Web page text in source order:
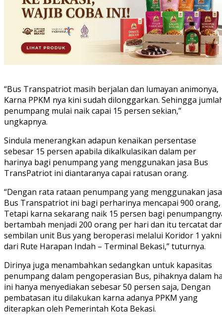
“Bus Transpatriot masih berjalan dan lumayan animonya,
Karna PPKM nya kini sudah dilonggarkan. Sehingga
penumpang mulai naik capai 15 persen sekian,”
ungkapnya.
Sindula menerangkan adapun kenaikan persentase
sebesar 15 persen apabila dikalkulasikan dalam per
harinya bagi penumpang yang menggunakan jasa Bus
TransPatriot ini diantaranya capai ratusan orang.
“Dengan rata rataan penumpang yang menggunakan jasa
Bus Transpatriot ini bagi perharinya mencapai 900 orang,
Tetapi karna sekarang naik 15 persen bagi
bertambah menjadi 200 orang per hari dan itu tercatat
sembilan unit Bus yang beroperasi melalui Koridor 1 yakni
dari Rute Harapan Indah – Terminal Bekasi,” tuturnya.
Dirinya juga menambahkan sedangkan untuk kapasitas
penumpang dalam pengoperasian Bus, pihaknya dalam
ini hanya menyediakan sebesar 50 persen saja, Dengan
pembatasan itu dilakukan karna adanya PPKM yang
diterapkan oleh Pemerintah Kota Bekasi.